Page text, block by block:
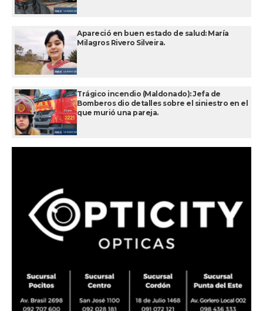
Apareció en buen estado de salud: María
Milagros Rivero Silveira.
Trágico incendio (Maldonado): Jefa de
Bomberos dio detalles sobre el siniestro en el
que murió una pareja.